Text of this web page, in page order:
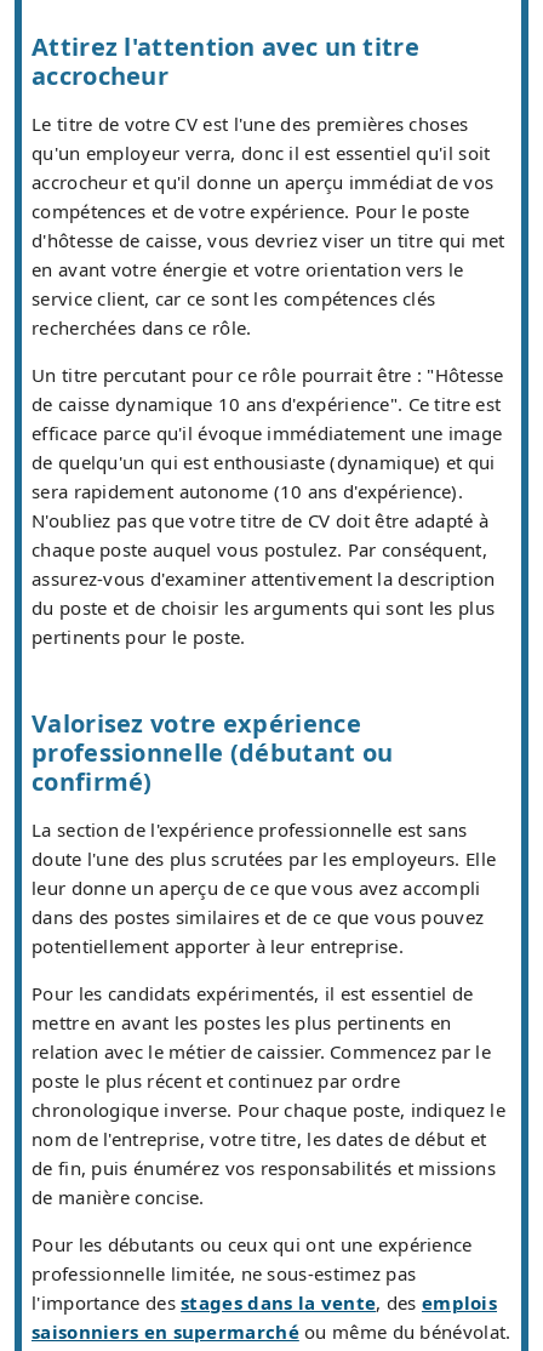
Attirez l'attention avec un titre
accrocheur
Le titre de votre CV est l'une des premières choses
qu'un employeur verra, donc il est essentiel qu'il soit
accrocheur et qu'il donne un aperçu immédiat de vos
compétences et de votre expérience. Pour le poste
d'hôtesse de caisse, vous devriez viser un titre qui met
en avant votre énergie et votre orientation vers le
service client, car ce sont les compétences clés
recherchées dans ce rôle.
Un titre percutant pour ce rôle pourrait être : "Hôtesse
de caisse dynamique 10 ans d'expérience". Ce titre est
efficace parce qu'il évoque immédiatement une image
de quelqu'un qui est enthousiaste (dynamique) et qui
sera rapidement autonome (10 ans d'expérience).
N'oubliez pas que votre titre de CV doit être adapté à
chaque poste auquel vous postulez. Par conséquent,
assurez-vous d'examiner attentivement la description
du poste et de choisir les arguments qui sont les plus
pertinents pour le poste.
Valorisez votre expérience
professionnelle (débutant ou
confirmé)
La section de l'expérience professionnelle est sans
doute l'une des plus scrutées par les employeurs. Elle
leur donne un aperçu de ce que vous avez accompli
dans des postes similaires et de ce que vous pouvez
potentiellement apporter à leur entreprise.
Pour les candidats expérimentés, il est essentiel de
mettre en avant les postes les plus pertinents en
relation avec le métier de caissier. Commencez par le
poste le plus récent et continuez par ordre
chronologique inverse. Pour chaque poste, indiquez le
nom de l'entreprise, votre titre, les dates de début et
de fin, puis énumérez vos responsabilités et missions
de manière concise.
Pour les débutants ou ceux qui ont une expérience
professionnelle limitée, ne sous-estimez pas
l'importance desstages dans la vente, des emplois
saisonniers en supermarchéou même du bénévolat.